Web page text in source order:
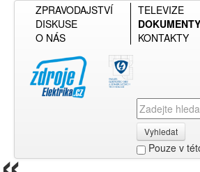
ZPRAVODAJSTVÍ
TELEVIZE
DISKUSE
DOKUMENTY
O NÁS
KONTAKTY
Vyhledat
Pouze v